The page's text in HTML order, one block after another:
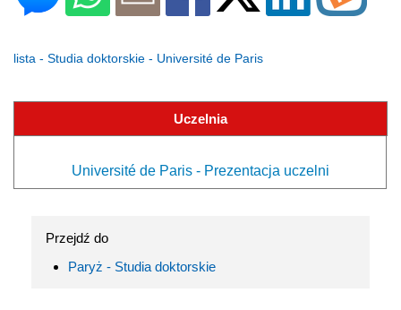
lista - Studia doktorskie - Université de Paris
Uczelnia
Université de Paris - Prezentacja uczelni
Przejdź do
Paryż - Studia doktorskie